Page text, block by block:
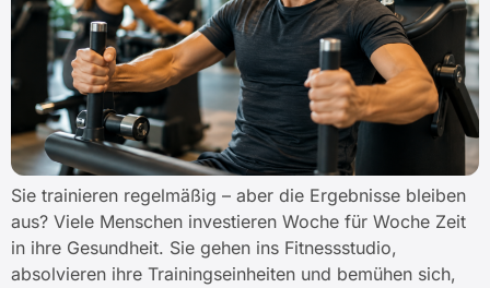
Sie trainieren regelmäßig – aber die Ergebnisse bleiben
aus? Viele Menschen investieren Woche für Woche Zeit
in ihre Gesundheit. Sie gehen ins Fitnessstudio,
absolvieren ihre Trainingseinheiten und bemühen sich,